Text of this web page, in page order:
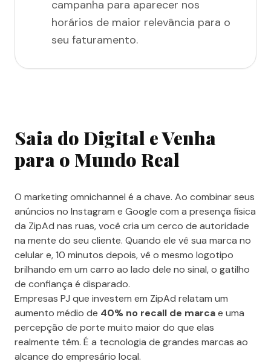
campanha para aparecer nos
horários de maior relevância para o
seu faturamento.
Saia do Digital e Venha
para o Mundo Real
O marketing omnichannel é a chave. Ao combinar seus
anúncios no Instagram e Google com a presença física
da ZipAd nas ruas, você cria um cerco de autoridade
na mente do seu cliente. Quando ele vê sua marca no
celular e, 10 minutos depois, vê o mesmo logotipo
brilhando em um carro ao lado dele no sinal, o gatilho
de confiança é disparado.
Empresas PJ que investem em ZipAd relatam um
aumento médio de 40% no recall de marcae uma
percepção de porte muito maior do que elas
realmente têm. É a tecnologia de grandes marcas ao
alcance do empresário local.